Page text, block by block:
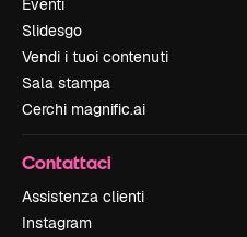
Eventi
Slidesgo
Vendi i tuoi contenuti
Sala stampa
Cerchi magnific.ai
Contattaci
Assistenza clienti
Instagram